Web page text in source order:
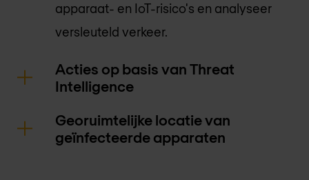
apparaat- en IoT-risico's en analyseer
versleuteld verkeer.
Acties op basis van Threat
Intelligence
Georuimtelijke locatie van
geïnfecteerde apparaten